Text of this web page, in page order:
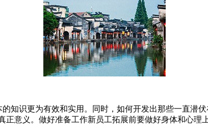
知识更为有效和实用。同时，如何开发出那些一直潜
意义。做好准备工作新员工拓展前要做好身体和心理